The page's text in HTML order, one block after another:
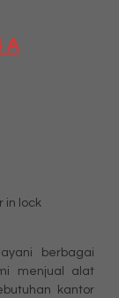
A
in lock
berbagai
menjual alat
kantor